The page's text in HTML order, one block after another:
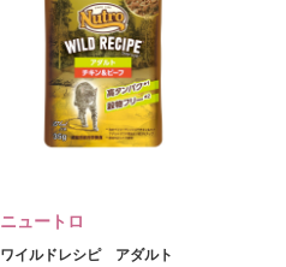
ニュートロ
ワイルドレシピ アダルト